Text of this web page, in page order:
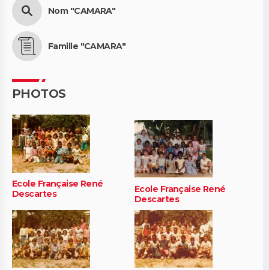
Nom "CAMARA"
Famille "CAMARA"
PHOTOS
Ecole Française René
Descartes
Ecole Française René
Descartes